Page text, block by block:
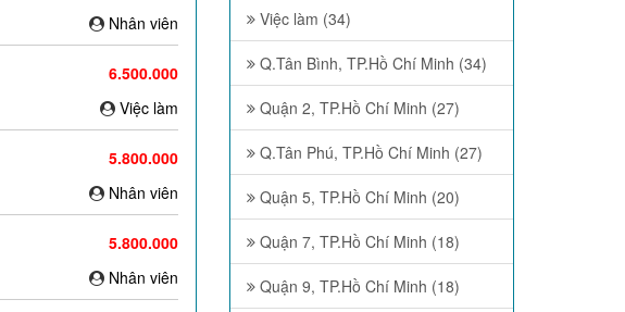
Nhân viên
6.500.000
Việc làm
5.800.000
Nhân viên
5.800.000
Nhân viên
Việc làm (34)
Q.Tân Bình, TP.Hồ Chí Minh (34)
Quận 2, TP.Hồ Chí Minh (27)
Q.Tân Phú, TP.Hồ Chí Minh (27)
Quận 5, TP.Hồ Chí Minh (20)
Quận 7, TP.Hồ Chí Minh (18)
Quận 9, TP.Hồ Chí Minh (18)